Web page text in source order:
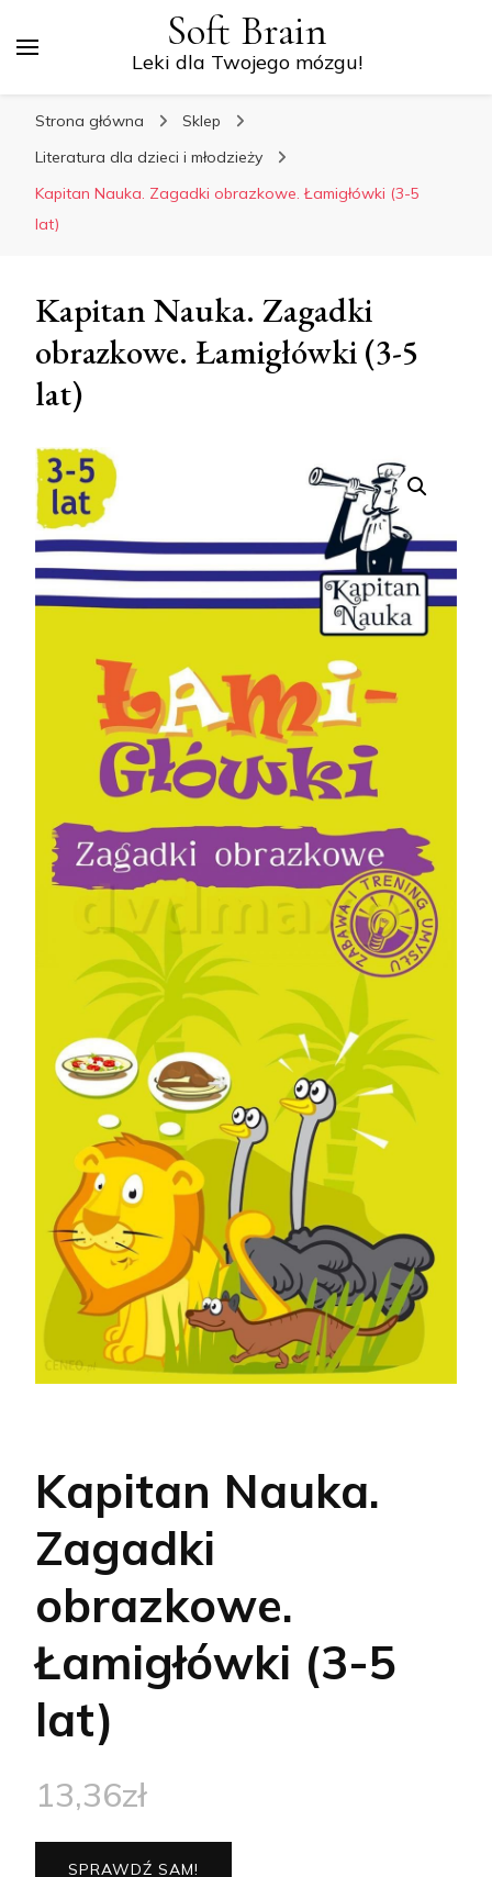
Soft Brain
Leki dla Twojego mózgu!
Strona główna
Sklep
Literatura dla dzieci i młodzieży
Kapitan Nauka. Zagadki obrazkowe. Łamigłówki (3-5
lat)
Kapitan Nauka. Zagadki
obrazkowe. Łamigłówki (3-5
lat)
Kapitan Nauka.
Zagadki
obrazkowe.
Łamigłówki (3-5
lat)
13,36zł
SPRAWDŹ SAM!